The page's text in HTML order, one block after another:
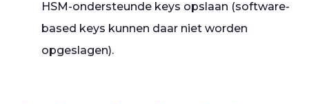
HSM-ondersteunde keys opslaan (software-
based keys kunnen daar niet worden
opgeslagen).